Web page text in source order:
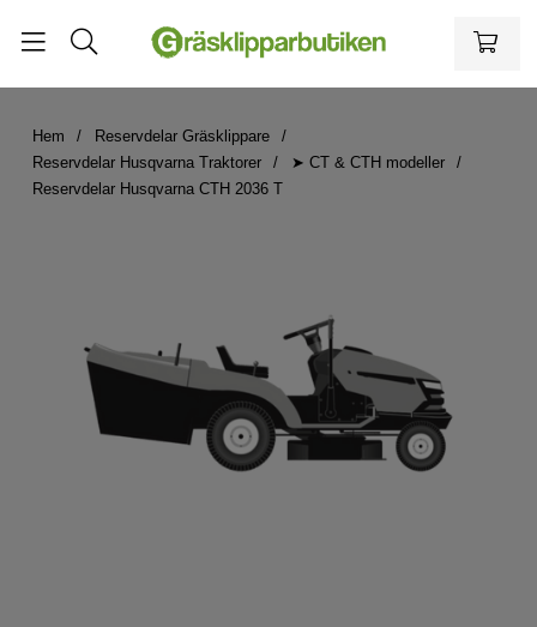
Hem
Reservdelar Gräsklippare
Reservdelar Husqvarna Traktorer
➤ CT & CTH modeller
Reservdelar Husqvarna CTH 2036 T